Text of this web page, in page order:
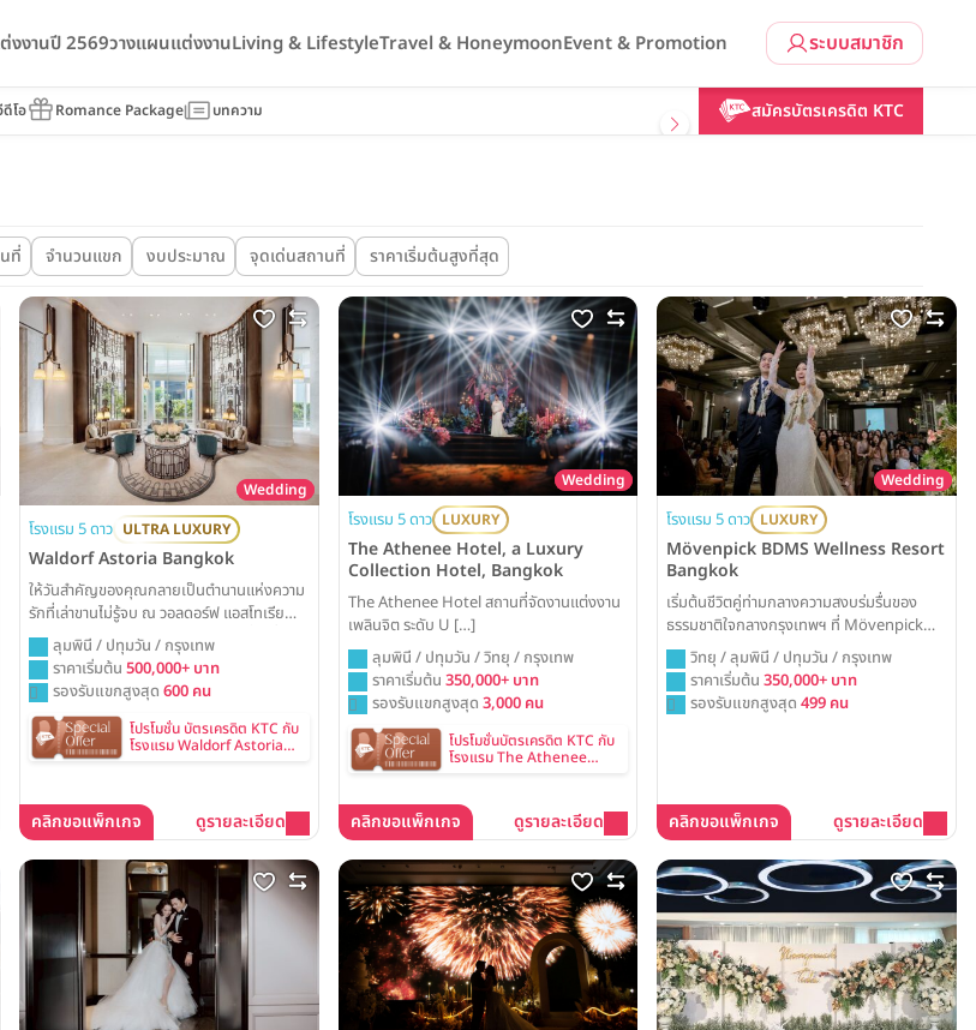
ระบบสมาชิก
งงานปี 2569วางแผนแต่งงานLiving & LifestyleTravel & HoneymoonEvent & Promotion
โอ Romance Package บทความ สมัครบัตรเครดิต KTC
ที่ จำนวนแขก งบประมาณ จุดเด่นสถานที่ ราคาเริ่มต้นสูงที่สุด
Wedding
โรงแรม 5 ดาว ULTRA LUXURY
Waldorf Astoria Bangkok
ให้วันสำคัญของคุณกลายเป็นตำนานแห่งความ
รักที่เล่าขานไม่รู้จบ ณ วอลดอร์ฟ แอสโทเรีย
กรุงเทพฯ ทุกรายละเอียดถูกรังสรรค์ขึ้นเพื่อ
สร้างประสบการณ์ที่น่าจดจำอย่างแท้จริง
ท่ามกลางความงดงามของห้องบอลรูมสไตล์
อาร์ตเดโคอันเป็นเอกลักษณ์ พร้อมบริการระดับ
โลกที่จะเนรมิตงานวิวาห์ของคุณให้เป็นดั่งช่วง
เวลาต้องมนต์ที่สมบูรณ์แบบที่สุด
ลุมพินี / ปทุมวัน / กรุงเทพ
ราคาเริ่มต้น500,000+ บาท
รองรับแขกสูงสุด600 คน
โปรโมชั่น บัตรเครดิต KTC กับ
โรงแรม Waldorf Astoria
คลิกขอแพ็กเกจ ดูรายละเอียด
Wedding
โรงแรม 5 ดาว LUXURY
The Athenee Hotel, a Luxury
Collection Hotel, Bangkok
The Athenee Hotel สถานที่จัดงานแต่งงาน
เพลินจิต ระดับ U […]
ลุมพินี / ปทุมวัน / วิทยุ / กรุงเทพ
ราคาเริ่มต้น 350,000+ บาท
รองรับแขกสูงสุด 3,000 คน
โปรโมชั่นบัตรเครดิต KTC กับ
โรงแรม The Athenee
Bangkok
คลิกขอแพ็กเกจ ดูรายละเอียด
Wedding
โรงแรม 5 ดาว LUXURY
Mövenpick BDMS Wellness Resort
Bangkok
เริ่มต้นชีวิตคู่ท่ามกลางความสงบร่มรื่นของ
ธรรมชาติใจกลางกรุงเทพฯ ที่ Mövenpick
BDMS Wellness Resort ทุกโมเมนต์ในวัน
สำคัญของคุณจะอบอวลไปด้วยความสดชื่นและ
ความสง่างาม ไม่ว่าจะเป็นพิธีวิวาห์ในสวนสวย
เขียวขจี หรือเฉลิมฉลองในห้องบอลรูมโอ่โถง
วิทยุ / ลุมพินี / ปทุมวัน / กรุงเทพ
ราคาเริ่มต้น350,000+ บาท
รองรับแขกสูงสุด499 คน
คลิกขอแพ็กเกจ ดูรายละเอียด